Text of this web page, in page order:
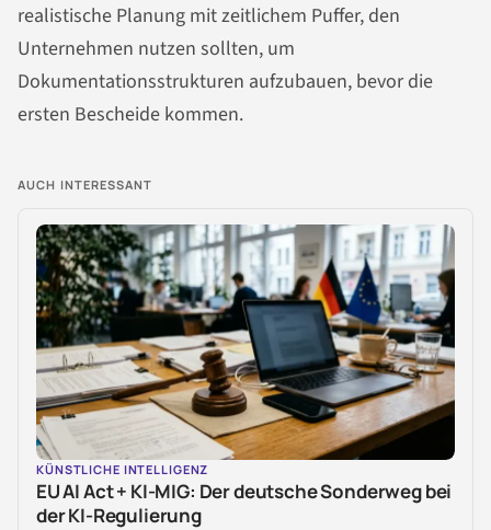
realistische Planung mit zeitlichem Puffer, den
Unternehmen nutzen sollten, um
Dokumentationsstrukturen aufzubauen, bevor die
ersten Bescheide kommen.
AUCH INTERESSANT
KÜNSTLICHE INTELLIGENZ
EU AI Act + KI-MIG: Der deutsche Sonderweg bei
der KI-Regulierung